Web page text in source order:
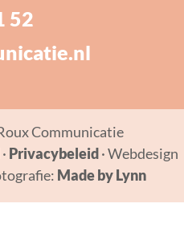
52
Communicatie
· Privacybeleid· Webdesign
Made by Lynn